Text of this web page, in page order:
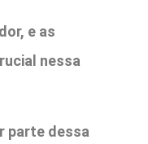
e as
nessa
parte dessa